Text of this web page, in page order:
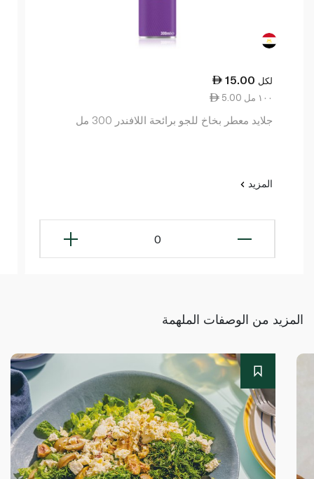
15.00 لكل
5.00 ١٠٠ مل
جلايد معطر بخاخ للجو برائحة اللافندر 300 مل
المزيد
0
المزيد من الوصفات الملهمة